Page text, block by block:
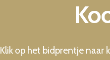
Klik op het bidprentje naar